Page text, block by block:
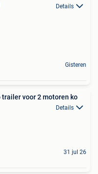
Details
Gisteren
te huur moto trailer voor 2 motoren ko
Details
31 jul 26